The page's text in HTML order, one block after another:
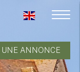
UNE ANNONCE